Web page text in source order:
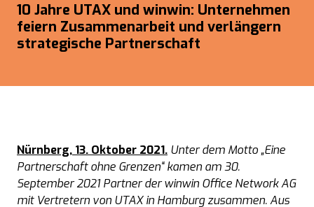
10 Jahre UTAX und winwin: Unternehmen
feiern Zusammenarbeit und verlängern
strategische Partnerschaft
Nürnberg, 13. Oktober 2021. Unter dem Motto „Eine
Partnerschaft ohne Grenzen“ kamen am 30.
September 2021 Partner der winwin Office Network AG
mit Vertretern von UTAX in Hamburg zusammen. Aus